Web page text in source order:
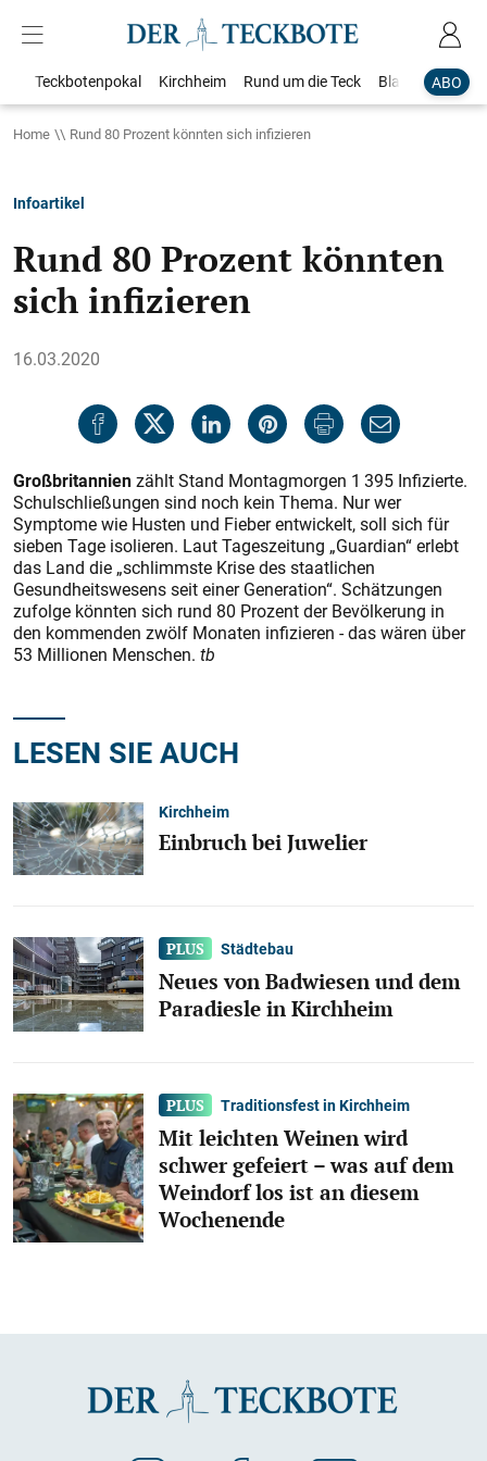
ABO
Teckbotenpokal Kirchheim Rund um die Teck Blaulicht
Home Rund 80 Prozent könnten sich infizieren
Infoartikel
Rund 80 Prozent könnten
sich infizieren
16.03.2020
Großbritannienzählt Stand Montagmorgen 1 395 Infizierte.
Schulschließungen sind noch kein Thema. Nur wer
Symptome wie Husten und Fieber entwickelt, soll sich für
sieben Tage isolieren. Laut Tageszeitung „Guardian“ erlebt
das Land die „schlimmste Krise des staatlichen
Gesundheitswesens seit einer Generation“. Schätzungen
zufolge könnten sich rund 80 Prozent der Bevölkerung in
den kommenden zwölf Monaten infizieren - das wären über
53 Millionen Menschen. tb
LESEN SIE AUCH
Kirchheim
Einbruch bei Juwelier
Städtebau
Neues von Badwiesen und dem
Paradiesle in Kirchheim
Traditionsfest in Kirchheim
Mit leichten Weinen wird
schwer gefeiert – was auf dem
Weindorf los ist an diesem
Wochenende